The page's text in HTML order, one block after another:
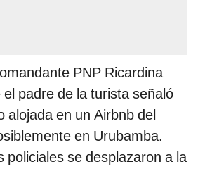
PNP Ricardina
padre de la turista señaló
alojada en un Airbnb del
en Urubamba.
policiales se desplazaron a la